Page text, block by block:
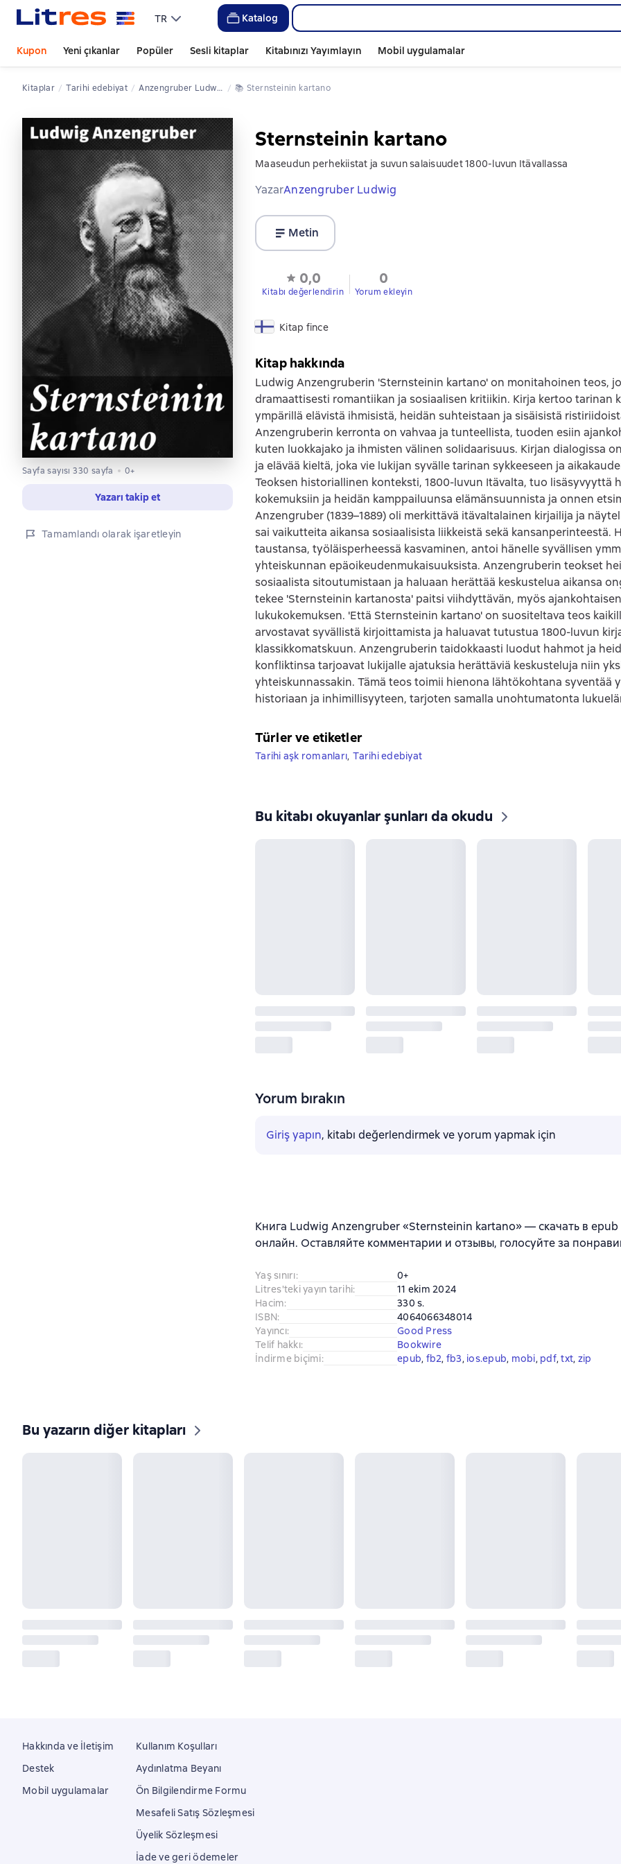
TR Katalog
Kupon Yeni çıkanlar Popüler Sesli kitaplar Kitabınızı Yayımlayın Mobil uygulamalar
Kitaplar tarihi edebiyat Anzengruber Ludwig 📚 Sternsteinin kartano
Sayfa sayısı 330 sayfa 0+
Yazarı takip et
Tamamlandı olarak işaretleyin
Sternsteinin kartano
Maaseudun perhekiistat ja suvun salaisuudet 1800-luvun Itävallassa
YazarAnzengruber Ludwig
Metin
0,0
Kitabı değerlendirin
0
Yorum ekleyin
Kitap fince
Kitap hakkında
Ludwig Anzengruberin 'Sternsteinin kartano' on monitahoinen teos,
dramaattisesti romantiikan ja sosiaalisen kritiikin. Kirja kertoo tarinan
ympärillä elävistä ihmisistä, heidän suhteistaan ja sisäisistä
Anzengruberin kerronta on vahvaa ja tunteellista, tuoden esiin
kuten luokkajako ja ihmisten välinen solidaarisuus. Kirjan dialogissa
ja elävää kieltä, joka vie lukijan syvälle tarinan sykkeeseen ja
Teoksen historiallinen konteksti, 1800-luvun Itävalta, tuo lisäsyvyyttä
kokemuksiin ja heidän kamppailuunsa elämänsuunnista ja onnen
Anzengruber (1839–1889) oli merkittävä itävaltalainen kirjailija ja
sai vaikutteita aikansa sosiaalisista liikkeistä sekä kansanperinteestä.
taustansa, työläisperheessä kasvaminen, antoi hänelle syvällisen
yhteiskunnan epäoikeudenmukaisuuksista. Anzengruberin teokset
sosiaalista sitoutumistaan ja haluaan herättää keskustelua aikansa
tekee 'Sternsteinin kartanosta' paitsi viihdyttävän, myös ajankohtaisen
lukukokemuksen. 'Että Sternsteinin kartano' on suositeltava teos
arvostavat syvällistä kirjoittamista ja haluavat tutustua 1800-luvun
klassikkomatskuun. Anzengruberin taidokkaasti luodut hahmot ja
konfliktinsa tarjoavat lukijalle ajatuksia herättäviä keskusteluja niin
yhteiskunnassakin. Tämä teos toimii hienona lähtökohtana syventää
historiaan ja inhimillisyyteen, tarjoten samalla unohtumatonta
Türler ve etiketler
Tarihi aşk romanları, Tarihi edebiyat
Bu kitabı okuyanlar şunları da okudu
Yorum bırakın
Giriş yapın, kitabı değerlendirmek ve yorum yapmak için
Книга Ludwig Anzengruber «Sternsteinin kartano» — скачать в epub
онлайн. Оставляйте комментарии и отзывы, голосуйте за
Yaş sınırı:
0+
Litres'teki yayın tarihi:
11 ekim 2024
Hacim:
330 s.
ISBN:
4064066348014
Yayıncı:
Good Press
Telif hakkı:
Bookwire
İndirme biçimi: epub, fb2, fb3, ios.epub, mobi, pdf, txt, zip
Bu yazarın diğer kitapları
Hakkında ve İletişim
Destek
Mobil uygulamalar
Kullanım Koşulları
Aydınlatma Beyanı
Ön Bilgilendirme Formu
Mesafeli Satış Sözleşmesi
Üyelik Sözleşmesi
İade ve geri ödemeler